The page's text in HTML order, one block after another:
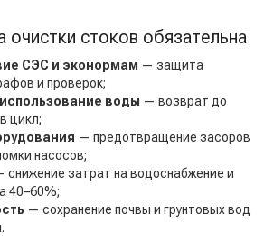
очистки стоков обязательна
СЭС и эконормам — защита
и проверок;
воды — возврат до
цикл;
— предотвращение засоров
насосов;
снижение затрат на водоснабжение и
40–60%;
— сохранение почвы и грунтовых вод